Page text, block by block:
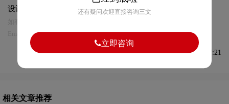
设计及本链接!
Email:75696531@qq.com，我们将第一时间安排删除。
发布于2022-04-13 08:37:21
相关文章推荐
还有疑问欢迎直接咨询三文
立即咨询